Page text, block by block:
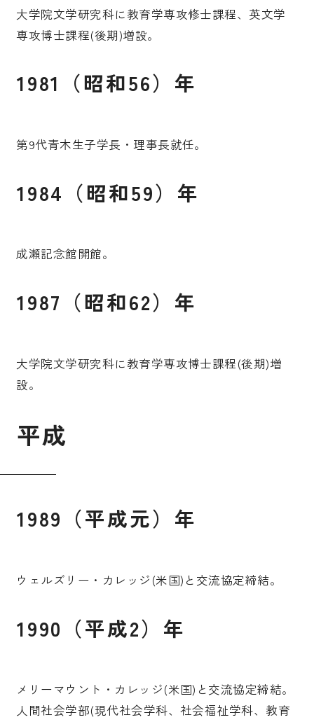
大学院文学研究科に教育学専攻修士課程、英文学
専攻博士課程(後期)増設。
1981（昭和56）年
第9代青木生子学長・理事長就任。
1984（昭和59）年
成瀬記念館開館。
1987（昭和62）年
大学院文学研究科に教育学専攻博士課程(後期)増
設。
平成
1989（平成元）年
ウェルズリー・カレッジ(米国)と交流協定締結。
1990（平成2）年
メリーマウント・カレッジ(米国)と交流協定締結。
人間社会学部(現代社会学科、社会福祉学科、教育